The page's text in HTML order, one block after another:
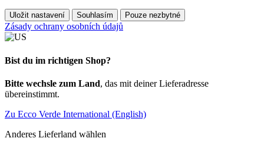
Uložit nastavení Souhlasím Pouze nezbytné
Zásady ochrany osobních údajů
Bist du im richtigen Shop?
Bitte wechsle zum Land, das mit deiner Lieferadresse
übereinstimmt.
Zu Ecco Verde International (English)
Anderes Lieferland wählen